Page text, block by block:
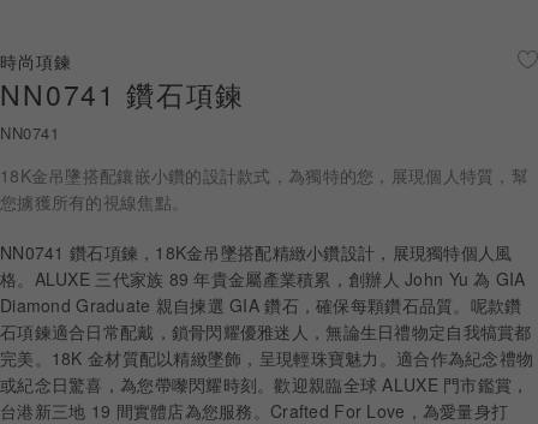
黃金金飾
關於ALUXE
嚴選鑽石
最新消息
婚禮護照
線上購物
時尚項鍊
NN0741 鑽石項鍊
NN0741
18K金吊墬搭配鑲嵌小鑽的設計款式，為獨特的您，展現個人特質，幫
您擄獲所有的視線焦點。
NN0741 鑽石項鍊，18K金吊墜搭配精緻小鑽設計，展現獨特個人風
格。ALUXE 三代家族 89 年貴金屬產業積累，創辦人 John Yu 為 GIA
Diamond Graduate 親自揀選 GIA 鑽石，確保每顆鑽石品質。呢款鑽
石項鍊適合日常配戴，鎖骨閃耀優雅迷人，無論生日禮物定自我犒賞都
完美。18K 金材質配以精緻墜飾，呈現輕珠寶魅力。適合作為紀念禮物
或紀念日驚喜，為您帶嚟閃耀時刻。歡迎親臨全球 ALUXE 門市鑑賞，
台港新三地 19 間實體店為您服務。Crafted For Love，為愛量身打